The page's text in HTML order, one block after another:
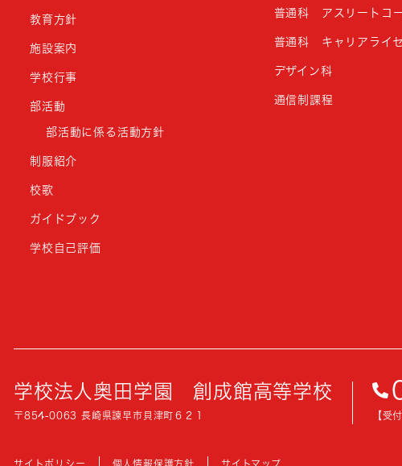
教育方針
施設案内
学校行事
部活動
部活動に係る活動方針
制服紹介
校歌
ガイドブック
学校自己評価
普通科 アスリートコ
普通科 キャリアライ
デザイン科
通信制課程
学校法人奥田学園 創成館高等学校
〒854-0063 長崎県諫早市貝津町６２１ 【受